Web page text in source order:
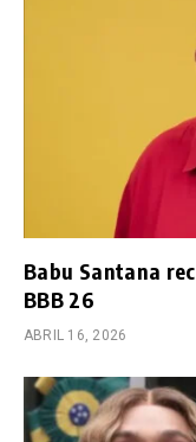
Babu Santana
BBB 26
ABRIL 16, 2026